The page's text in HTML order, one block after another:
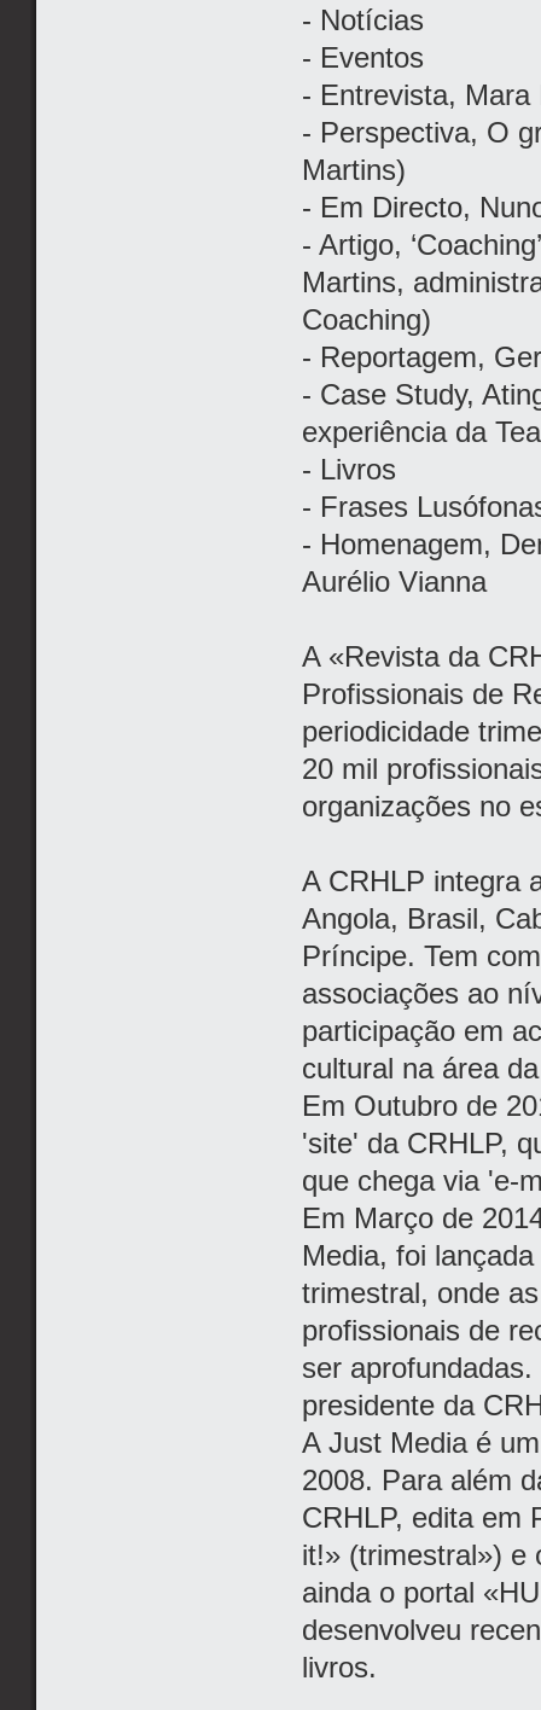
- Notícias
- Eventos
- Entrevista, Mara
- Perspectiva, O
Martins)
- Em Directo,
- Artigo,
Martins,
Coaching)
- Reportagem,
- Case Study,
experiência da
- Livros
- Frases
- Homenagem,
Aurélio Vianna
A «Revista da
Profissionais de
periodicidade
20 mil
organizações no
A CRHLP integra
Angola, Brasil,
Príncipe. Tem
associações ao
participação em
cultural na área
Em Outubro de
'site' da CRHLP,
que chega via 'e-
Em Março de
Media, foi
trimestral, onde
profissionais de
ser
presidente da
A Just Media é
2008. Para além
CRHLP, edita em
it!» (trimestral») e
ainda o portal
desenvolveu
livros.